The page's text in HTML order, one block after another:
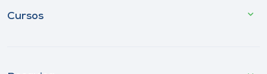
Cursos